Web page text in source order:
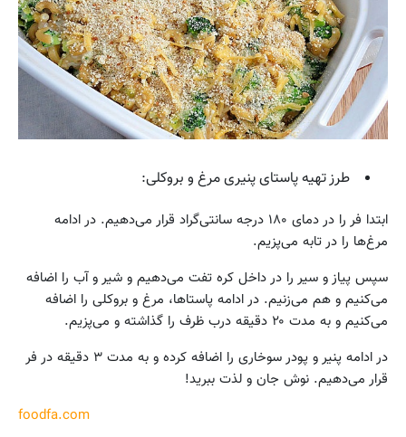
طرز تهیه پاستای پنیری مرغ و بروکلی:
ابتدا فر را در دمای ۱۸۰ درجه سانتی‌گراد قرار می‌دهیم. در ادامه
مرغ‌ها را در تابه می‌پزیم.
سپس پیاز و سیر را در داخل کره تفت می‌دهیم و شیر و آب را اضافه
می‌کنیم و هم می‌زنیم. در ادامه پاستاها، مرغ و بروکلی را اضافه
می‌کنیم و به مدت ۲۰ دقیقه درب ظرف را گذاشته و می‌پزیم.
در ادامه پنیر و پودر سوخاری را اضافه کرده و به مدت ۳ دقیقه در فر
قرار می‌دهیم. نوش جان و لذت ببرید!
foodfa.com